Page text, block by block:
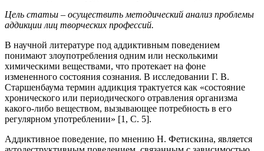
Цель статьи – осуществить методический анализ проблемы
аддикции лиц творческих профессий.
В научной литературе под аддиктивным поведением
понимают злоупотребления одним или несколькими
химическими веществами, что протекает на фоне
измененного состояния сознания. В исследовании Г. В.
Старшенбаума термин аддикция трактуется как «состояние
хронического или периодического отравления организма
какого-либо веществом, вызывающее потребность в его
регулярном употреблении» [1, С. 5].
Аддиктивное поведение, по мнению Н. Фетискина, является